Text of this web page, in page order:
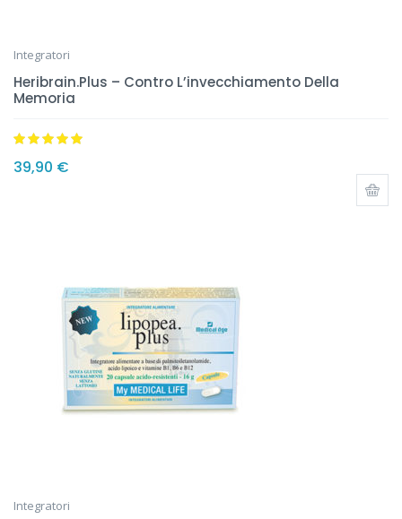
Integratori
Heribrain.Plus – Contro L’invecchiamento Della
Memoria
su 5
39,90 €
Integratori